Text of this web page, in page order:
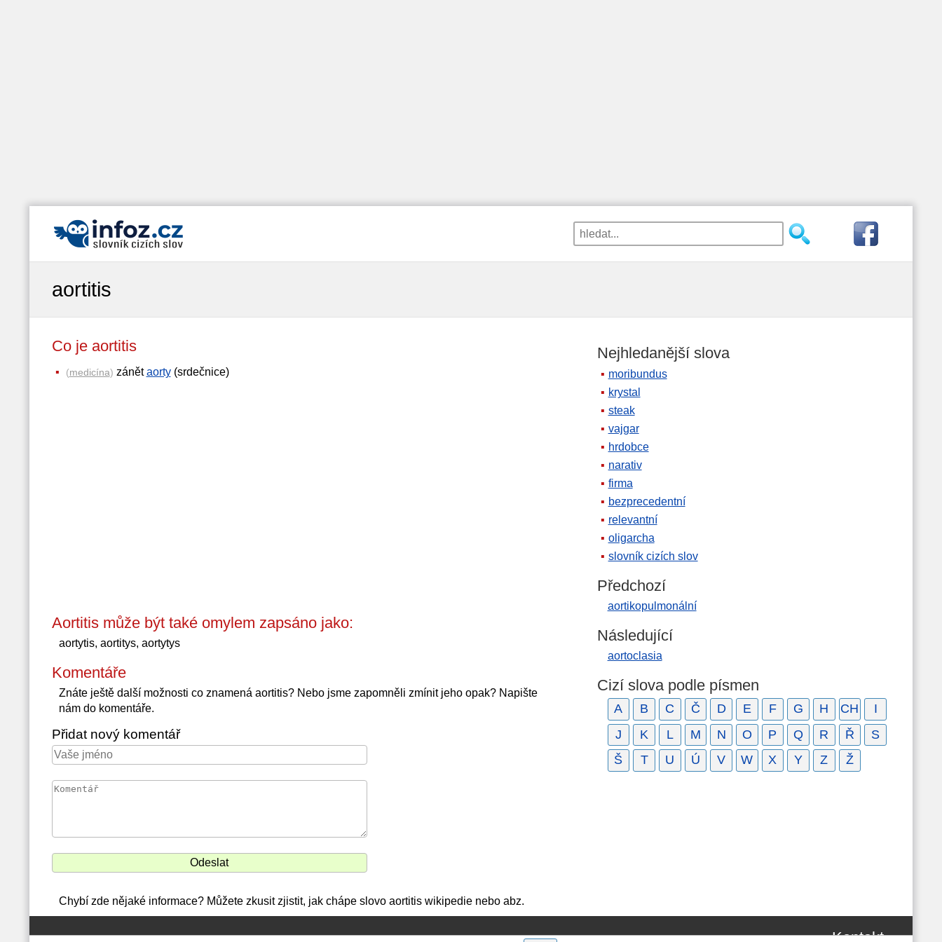
aortitis
Co je aortitis
(medicína) zánětaorty(srdečnice)
Aortitis může být také omylem zapsáno jako:
aortytis, aortitys, aortytys
Komentáře
Znáte ještě další možnosti co znamená aortitis? Nebo jsme zapomněli zmínit jeho opak? Napište
nám do komentáře.
Přidat nový komentář
Chybí zde nějaké informace? Můžete zkusit zjistit, jak chápe slovo aortitis wikipedie nebo abz.
Nejhledanější slova
moribundus
krystal
steak
vajgar
hrdobce
narativ
firma
bezprecedentní
relevantní
oligarcha
slovník cizích slov
Předchozí
aortikopulmonální
Následující
aortoclasia
Cizí slova podle písmen
A B C Č D E F G H CH
I
J
K L M N O P Q R Ř
S
Š
T U Ú V W X Y Z Ž
Kontakt